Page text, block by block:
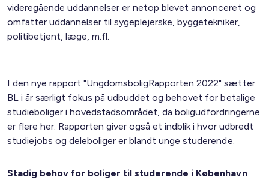
videregående uddannelser er netop blevet annonceret og
omfatter uddannelser til sygeplejerske, byggetekniker,
politibetjent, læge, m.fl.
I den nye rapport "UngdomsboligRapporten 2022" sætter
BL i år særligt fokus på udbuddet og behovet for betalige
studieboliger i hovedstadsområdet, da boligudfordringerne
er flere her. Rapporten giver også et indblik i hvor udbredt
studiejobs og deleboliger er blandt unge studerende.
Stadig behov for boliger til studerende i København